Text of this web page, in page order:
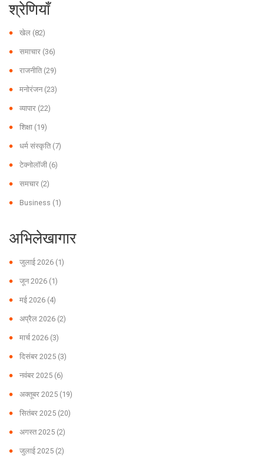
श्रेणियाँ
खेल (82)
समाचार (36)
राजनीति (29)
मनोरंजन (23)
व्यापार (22)
शिक्षा (19)
धर्म संस्कृति (7)
टेक्नोलॉजी (6)
समचार (2)
Business (1)
अभिलेखागार
जुलाई 2026 (1)
जून 2026 (1)
मई 2026 (4)
अप्रैल 2026 (2)
मार्च 2026 (3)
दिसंबर 2025 (3)
नवंबर 2025 (6)
अक्तूबर 2025 (19)
सितंबर 2025 (20)
अगस्त 2025 (2)
जुलाई 2025 (2)